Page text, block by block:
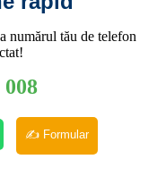
numărul tău de telefon
008
✍️ Formular